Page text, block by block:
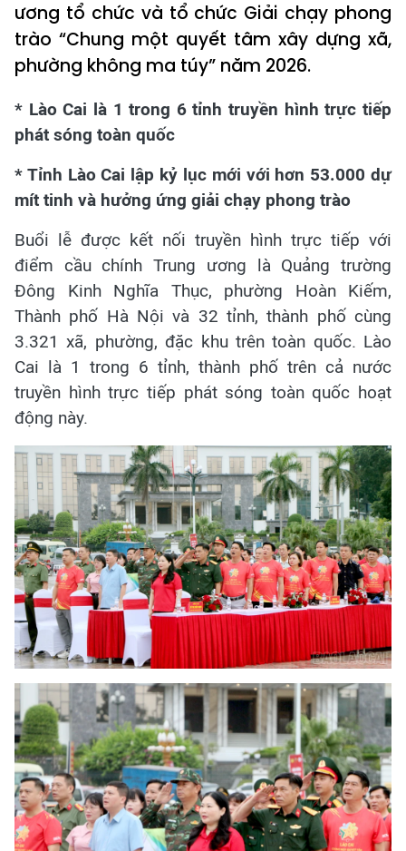
ương tổ chức và tổ chức Giải chạy phong
trào “Chung một quyết tâm xây dựng xã,
phường không ma túy” năm 2026.
* Lào Cai là 1 trong 6 tỉnh truyền hình trực tiếp
phát sóng toàn quốc
* Tỉnh Lào Cai lập kỷ lục mới với hơn 53.000 dự
mít tinh và hưởng ứng giải chạy phong trào
Buổi lễ được kết nối truyền hình trực tiếp với
điểm cầu chính Trung ương là Quảng trường
Đông Kinh Nghĩa Thục, phường Hoàn Kiếm,
Thành phố Hà Nội và 32 tỉnh, thành phố cùng
3.321 xã, phường, đặc khu trên toàn quốc. Lào
Cai là 1 trong 6 tỉnh, thành phố trên cả nước
truyền hình trực tiếp phát sóng toàn quốc hoạt
động này.